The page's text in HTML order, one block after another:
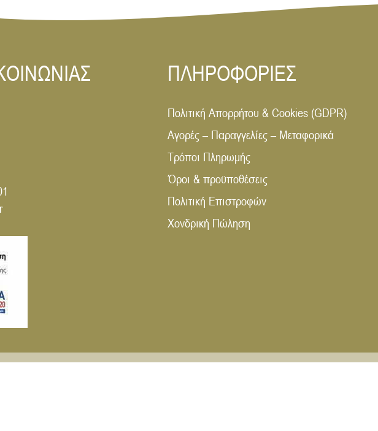
ΠΛΗΡΟΦΟΡΙΕΣ
Πολιτική Απορρήτου & Cookies (GDPR)
Αγορές – Παραγγελίες – Μεταφορικά
Τρόποι Πληρωμής
Όροι & προϋποθέσεις
Πολιτική Επιστροφών
Χονδρική Πώληση